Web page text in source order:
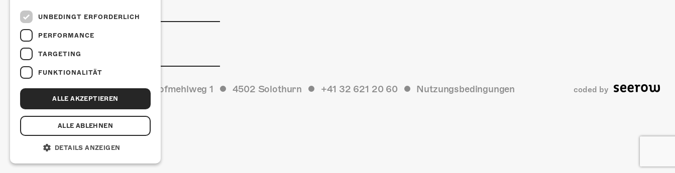
LINKS & PARTNER
Facebook-Event
Kulturfabrik Kofmehl Kofmehlweg 1 4502 Solothurn +41 32 621 20 60 Nutzungsbedingungen coded by
UNBEDINGT ERFORDERLICH
PERFORMANCE
TARGETING
FUNKTIONALITÄT
ALLE AKZEPTIEREN
ALLE ABLEHNEN
DETAILS ANZEIGEN